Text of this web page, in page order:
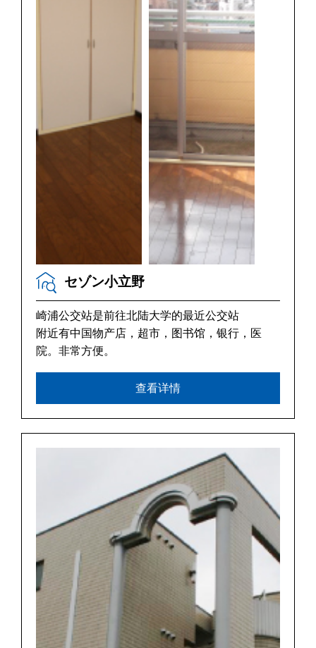
セゾン小立野
崎浦公交站是前往北陆大学的最近公交站
附近有中国物产店，超市，图书馆，银行，医
院。非常方便。
查看详情